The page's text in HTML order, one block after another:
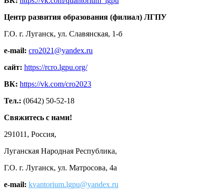
Центр развития образования (филиал) ЛГПУ
Г.О. г. Луганск, ул. Славянская, 1-б
e-mail: cro2021@yandex.ru
сайт: https://rcro.lgpu.org/
ВК: https://vk.com/cro2023
Тел.: (0642) 50-52-18
Свяжитесь с нами!
291011, Россия,
Луганская Народная Республика,
Г.О. г. Луганск, ул. Матросова, 4а
e-mail: kvantorium.lgpu@yandex.ru